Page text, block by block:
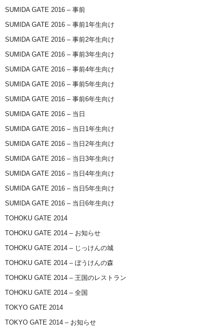
SUMIDA GATE 2016 – 事前
SUMIDA GATE 2016 – 事前1年生向け
SUMIDA GATE 2016 – 事前2年生向け
SUMIDA GATE 2016 – 事前3年生向け
SUMIDA GATE 2016 – 事前4年生向け
SUMIDA GATE 2016 – 事前5年生向け
SUMIDA GATE 2016 – 事前6年生向け
SUMIDA GATE 2016 – 当日
SUMIDA GATE 2016 – 当日1年生向け
SUMIDA GATE 2016 – 当日2年生向け
SUMIDA GATE 2016 – 当日3年生向け
SUMIDA GATE 2016 – 当日4年生向け
SUMIDA GATE 2016 – 当日5年生向け
SUMIDA GATE 2016 – 当日6年生向け
TOHOKU GATE 2014
TOHOKU GATE 2014 – お知らせ
TOHOKU GATE 2014 – じっけんの城
TOHOKU GATE 2014 – ぼうけんの森
TOHOKU GATE 2014 – 王国のレストラン
TOHOKU GATE 2014 – 全国
TOKYO GATE 2014
TOKYO GATE 2014 – お知らせ